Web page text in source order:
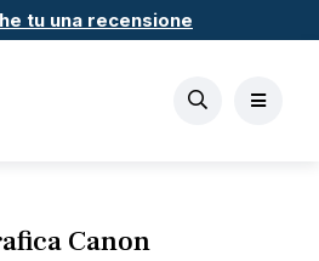
tu una recensione
Canon